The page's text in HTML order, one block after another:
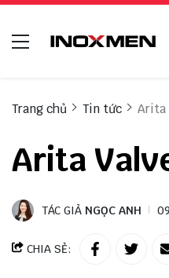
Trang chủ Tin tức Arita
Arita
TÁC GIẢ NGỌC ANH
CHIA SẺ: